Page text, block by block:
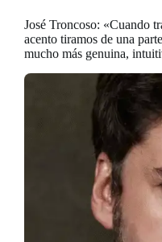
José Troncoso: «Cuando
acento tiramos de una
mucho más genuina,